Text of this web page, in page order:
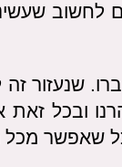
לחשוב
שנעזור זה
ובכל
שאפשר מכל